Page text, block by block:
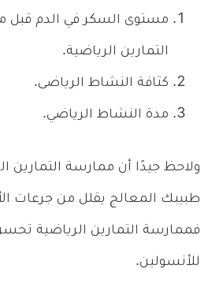
مستوى السكر في الدم قبل
التمارين الرياضية.
كثافة النشاط الرياضى.
مدة النشاط الرياضي.
ولاحظ جيدًا أن ممارسة التمارين
طبيبك المعالج يقلل من جرعات
فممارسة التمارين الرياضية
للأنسولين.